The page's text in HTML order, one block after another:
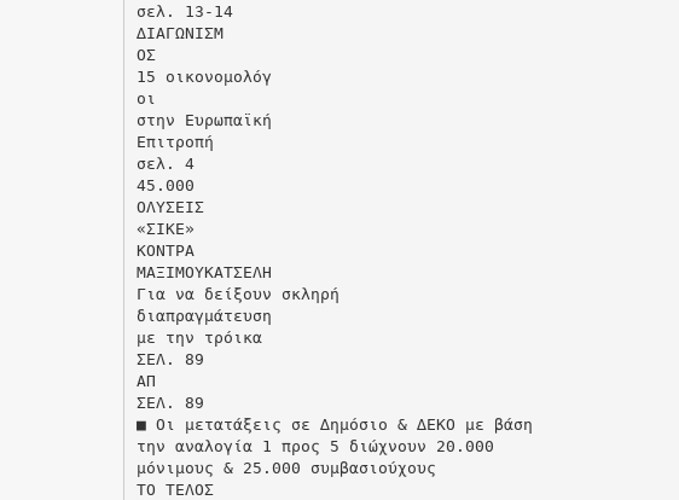
σελ. 13-14
∆ΙΑΓΩΝΙΣΜ
ΟΣ
15 οικονοµολόγ
οι
στην Ευρωπαϊκή
Επιτροπή
σελ. 4
45.000
ΟΛΥΣΕΙΣ
«ΣΙΚΕ»
ΚΟΝΤΡΑ
ΜΑΞΙΜΟΥΚΑΤΣΕΛΗ
Για να δείξουν σκληρή
διαπραγµάτευση
µε την τρόικα
ΣΕΛ. 89
ΑΠ
ΣΕΛ. 89
■ Οι µετατάξεις σε ∆ηµόσιο & ∆ΕΚΟ µε βάση
την αναλογία 1 προς 5 διώχνουν 20.000
µόνιµους & 25.000 συµβασιούχους
ΤΟ ΤΕΛΟΣ